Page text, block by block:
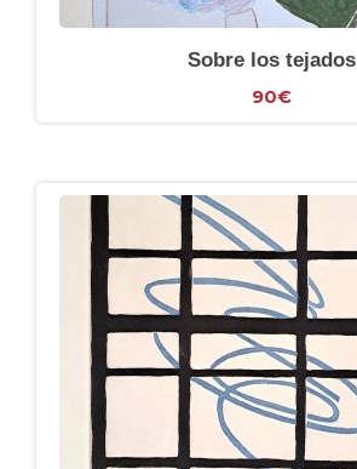
Sobre los tejados
90€